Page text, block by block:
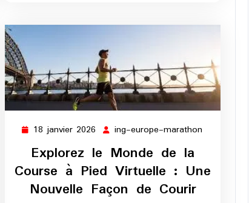
18 janvier 2026 18
janvier
2026
ing-europe-marathon
Explorez le Monde de la
Course à Pied Virtuelle : Une
Nouvelle Façon de Courir